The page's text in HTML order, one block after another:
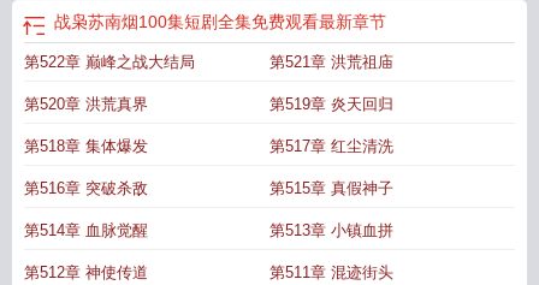
战枭叶菀秋 谢知柠陆战枭 战枭林晚意战枭苏南烟短剧
后闪婚了总统大人战枭
飞将免费阅读战枭寒秦漫漫免费阅读全文战枭雄战枭苏南烟100集短剧全集免
战枭苏南烟100集短剧全集免费观看最新章节
第522章 巅峰之战大结局 第521章 洪荒祖庙
第520章 洪荒真界 第519章 炎天回归
第518章 集体爆发 第517章 红尘清洗
第516章 突破杀敌 第515章 真假神子
第514章 血脉觉醒 第513章 小镇血拼
第512章 神使传道 第511章 混迹街头